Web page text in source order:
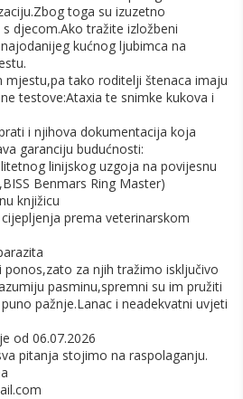
toga su izuzetno
djecom.Ako tražite izložbeni
kućnog ljubimca na
mjestu,pa tako roditelji štenaca imaju
testove:Ataxia te snimke kukova i
i njihova dokumentacija koja
garanciju budućnosti:
linijskog uzgoja na povijesnu
Benmars Ring Master)
knjižicu
prema veterinarskom
ponos,zato za njih tražimo isključivo
pasminu,spremni su im pružiti
pažnje.Lanac i neadekvatni uvjeti
od 06.07.2026
pitanja stojimo na raspolaganju.